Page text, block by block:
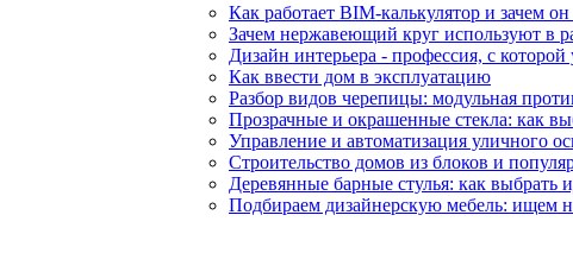
Как работает BIM-калькулятор и зачем
Зачем нержавеющий круг используют в
Дизайн интерьера - профессия, с которой
Как ввести дом в эксплуатацию
Разбор видов черепицы: модульная
Прозрачные и окрашенные стекла: как
Управление и автоматизация уличного
Строительство домов из блоков и
Деревянные барные стулья: как выбрать
Подбираем дизайнерскую мебель: ищем